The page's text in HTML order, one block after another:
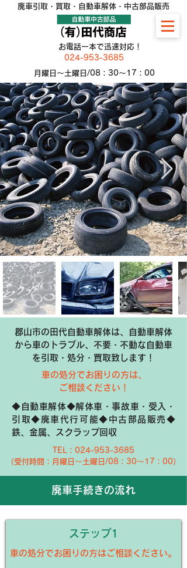
廃車引取・買取・自動車解体・中古部品販売
お電話一本で迅速対応！
024-953-3685
月曜日〜土曜日/08：30〜​17：00
郡山市の田代自動車解体は、自動車解体
から車のトラブル、不要・不動な自動車
を引取・処分・買取致します！
​車の処分でお困りの方は、
ご相談ください！
◆自動車解体◆解体車・事故車・受入・
引取◆廃車代行可能◆中古部品販売◆
鉄、金属、スクラップ回収
​TEL：024-953-3685
（受付時間：月曜日〜土曜日/08：30〜17：00）
​廃車手続きの流れ
​ステップ1
車の処分でお困りの方はご相談ください。